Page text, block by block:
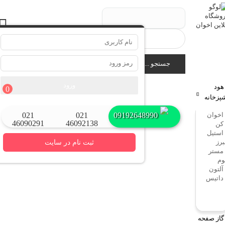
جستجو ...
بازیابی نام کاربری بازیابی رمز عبور
ثبت نام در سایت
هود
اخوان
کن
استیل
مستر
آلتون
داتیس
گاز صفحه
0
021
46090291
021
46092138
09192648990